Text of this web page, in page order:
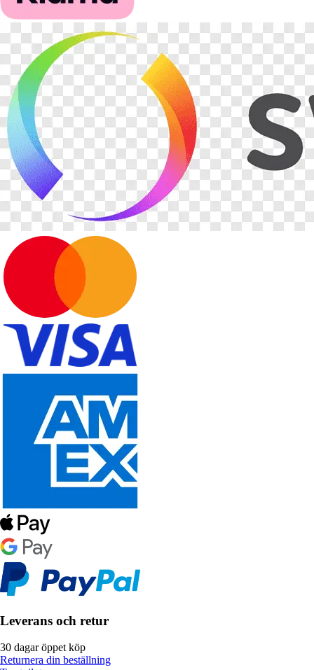
Leverans och retur
30 dagar öppet köp
Returnera din beställning